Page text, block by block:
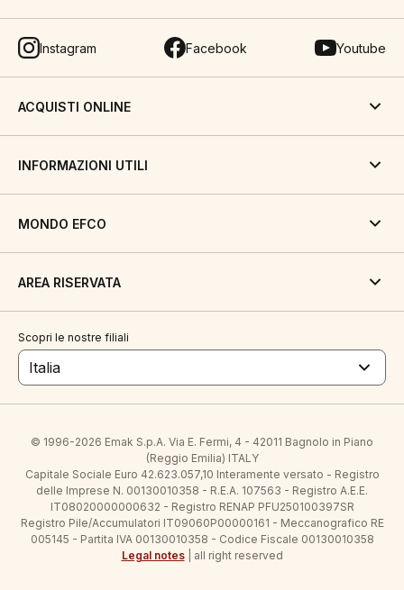
Instagram Facebook Youtube
ACQUISTI ONLINE
INFORMAZIONI UTILI
MONDO EFCO
AREA RISERVATA
Scopri le nostre filiali
Italia
© 1996-2026 Emak S.p.A. Via E. Fermi, 4 - 42011 Bagnolo in Piano
(Reggio Emilia) ITALY
Capitale Sociale Euro 42.623.057,10 Interamente versato - Registro
delle Imprese N. 00130010358 - R.E.A. 107563 - Registro A.E.E.
IT08020000000632 - Registro RENAP PFU250100397SR
Registro Pile/Accumulatori IT09060P00000161 - Meccanografico RE
005145 - Partita IVA 00130010358 - Codice Fiscale 00130010358
Legal notes| all right reserved